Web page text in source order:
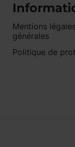
Mentions
générales
Politique de